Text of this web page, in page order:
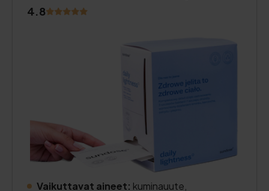
4.8
Vaikuttavat aineet: kuminauute,